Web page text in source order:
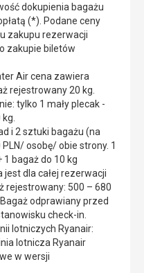
dokupienia bagażu
(*). Podane ceny
zakupu rezerwacji
zakupie biletów
Air cena zawiera
rejestrowany 20 kg.
tylko 1 mały plecak -
i 2 sztuki bagażu (na
osobę/ obie strony. 1
1 bagaż do 10 kg
jest dla całej rezerwacji
rejestrowany: 500 – 680
odprawiany przed
check-in.
lotniczych Ryanair:
lotnicza Ryanair
w wersji